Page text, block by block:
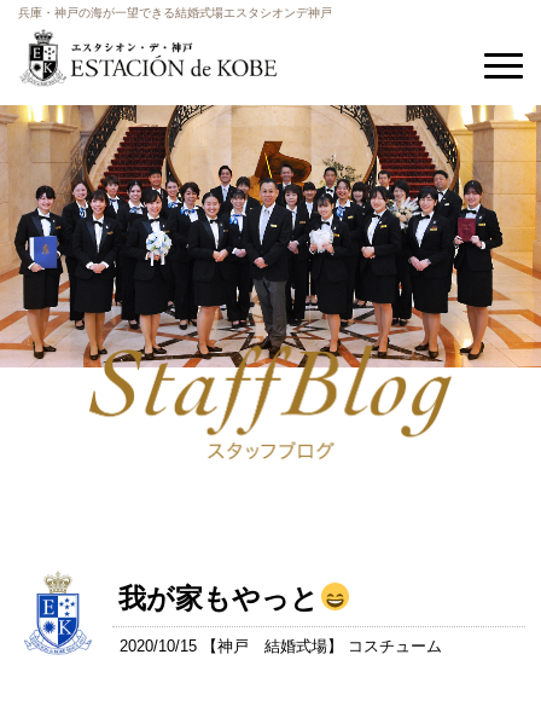
兵庫・神戸の海が一望できる結婚式場エスタシオンデ神戸
我が家もやっと
2020/10/15 【神戸 結婚式場】 コスチューム